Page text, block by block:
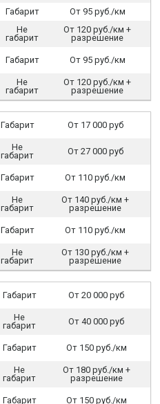
Габарит От 95 руб./км
Не
габарит
От 120 руб./км +
разрешение
Габарит От 95 руб./км
Не
габарит
От 120 руб./км +
разрешение
Габарит От 17 000 руб
Не
габарит
От 27 000 руб
Габарит От 110 руб./км
Не
габарит
От 140 руб./км +
разрешение
Габарит От 110 руб./км
Не
габарит
От 130 руб./км +
разрешение
Габарит От 20 000 руб
Не
габарит
От 40 000 руб
Габарит От 150 руб./км
Не
габарит
От 180 руб./км +
разрешение
Габарит От 150 руб./км